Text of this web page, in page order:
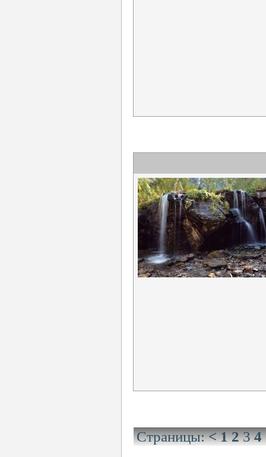
Страницы:< 1 2 3 4